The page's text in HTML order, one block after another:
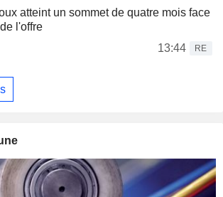
atteint un sommet de quatre mois face
l'offre
13:44
RE